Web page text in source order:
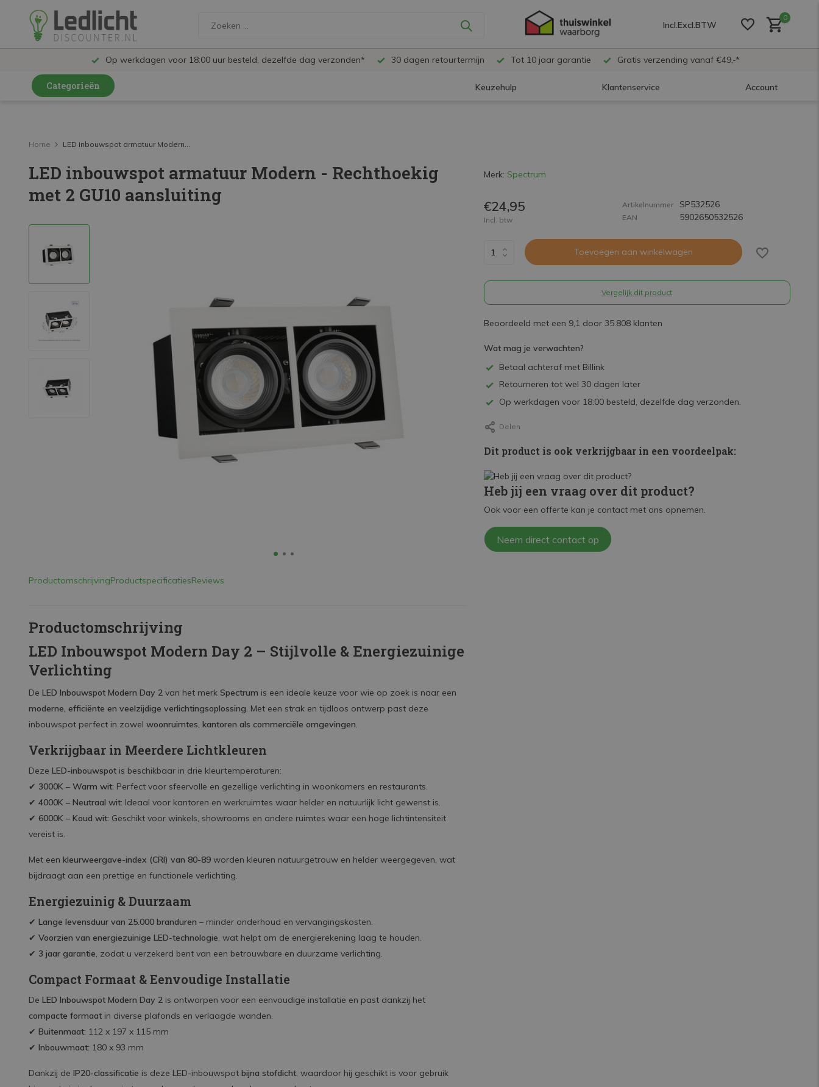
Incl.Excl.BTW
0
Op werkdagen voor 18:00 uur besteld, dezelfde dag verzonden* 30 dagen retourtermijn Tot 10 jaar garantie Gratis verzending vanaf €49,-*
Categorieën Keuzehulp Klantenservice Account
LED Railspots
LED Panelen
LED TL
LED High Bay lampen
Decoratieve verlichting
LED Buitenverlichting
Mega Sale
Home LED inbouwspot armatuur Modern...
LED inbouwspot armatuur Modern - Rechthoekig
met 2 GU10 aansluiting
ProductomschrijvingProductspecificatiesReviews
Productomschrijving
LED Inbouwspot Modern Day 2 – Stijlvolle & Energiezuinige
Verlichting
De LED Inbouwspot Modern Day 2 van het merk Spectrum is een ideale keuze voor wie op zoek is naar een
moderne, efficiënte en veelzijdige verlichtingsoplossing. Met een strak en tijdloos ontwerp past deze
inbouwspot perfect in zowel woonruimtes, kantoren als commerciële omgevingen.
Verkrijgbaar in Meerdere Lichtkleuren
Deze LED-inbouwspot is beschikbaar in drie kleurtemperaturen:
✔ 3000K – Warm wit: Perfect voor sfeervolle en gezellige verlichting in woonkamers en restaurants.
✔ 4000K – Neutraal wit: Ideaal voor kantoren en werkruimtes waar helder en natuurlijk licht gewenst is.
✔ 6000K – Koud wit: Geschikt voor winkels, showrooms en andere ruimtes waar een hoge lichtintensiteit
vereist is.
Met een kleurweergave-index (CRI) van 80-89 worden kleuren natuurgetrouw en helder weergegeven, wat
bijdraagt aan een prettige en functionele verlichting.
Energiezuinig & Duurzaam
✔ Lange levensduur van 25.000 branduren – minder onderhoud en vervangingskosten.
✔ Voorzien van energiezuinige LED-technologie, wat helpt om de energierekening laag te houden.
✔ 3 jaar garantie, zodat u verzekerd bent van een betrouwbare en duurzame verlichting.
Compact Formaat & Eenvoudige Installatie
De LED Inbouwspot Modern Day 2 is ontworpen voor een eenvoudige installatie en past dankzij het
compacte formaat in diverse plafonds en verlaagde wanden.
✔ Buitenmaat: 112 x 197 x 115 mm
✔ Inbouwmaat: 180 x 93 mm
Dankzij de IP20-classificatie is deze LED-inbouwspot bijna stofdicht, waardoor hij geschikt is voor gebruik
Merk: Spectrum
€24,95
Incl. btw
Artikelnummer SP532526
EAN 5902650532526
Toevoegen aan winkelwagen
Vergelijk dit product
Beoordeeld met een 9,1 door 35.808 klanten
Wat mag je verwachten?
Betaal achteraf met Billink
Retourneren tot wel 30 dagen later
Op werkdagen voor 18:00 besteld, dezelfde dag verzonden.
Delen
Dit product is ook verkrijgbaar in een voordeelpak:
Heb jij een vraag over dit product?
Ook voor een offerte kan je contact met ons opnemen.
Neem direct contact op